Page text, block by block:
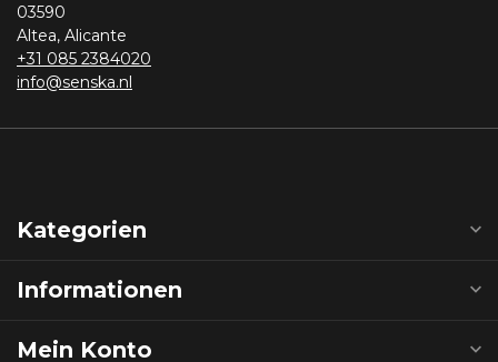
03590
Altea, Alicante
+31 085 2384020
info@senska.nl
Kategorien
Informationen
Mein Konto